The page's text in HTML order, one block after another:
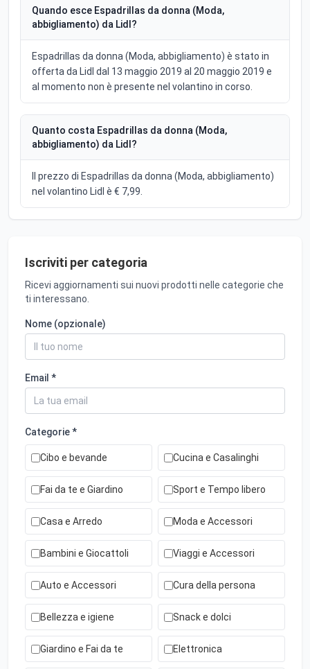
Quando esce Espadrillas da donna (Moda,
abbigliamento) da Lidl?
Espadrillas da donna (Moda, abbigliamento) è stato in
offerta da Lidl dal 13 maggio 2019 al 20 maggio 2019 e
al momento non è presente nel volantino in corso.
Quanto costa Espadrillas da donna (Moda,
abbigliamento) da Lidl?
Il prezzo di Espadrillas da donna (Moda, abbigliamento)
nel volantino Lidl è € 7,99.
Iscriviti per categoria
Ricevi aggiornamenti sui nuovi prodotti nelle categorie che
ti interessano.
Nome (opzionale)
Email *
Categorie *
Cibo e bevande Cucina e Casalinghi
Fai da te e Giardino Sport e Tempo libero
Casa e Arredo Moda e Accessori
Bambini e Giocattoli Viaggi e Accessori
Auto e Accessori Cura della persona
Bellezza e igiene Snack e dolci
Giardino e Fai da te Elettronica